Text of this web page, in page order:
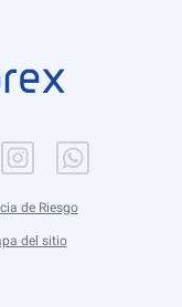
de Riesgo
del sitio